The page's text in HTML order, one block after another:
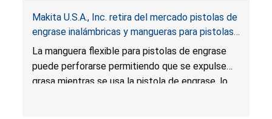
Makita U.S.A., Inc. retira del mercado pistolas de
engrase inalámbricas y mangueras para pistolas
de engrase por riesgo de laceración
La manguera flexible para pistolas de engrase
puede perforarse permitiendo que se expulse
grasa mientras se usa la pistola de engrase, lo